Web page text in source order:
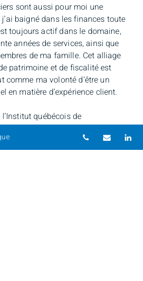
sont aussi pour moi une
baigné dans les finances toute
toujours actif dans le domaine,
années de services, ainsi que
de ma famille. Cet alliage
patrimoine et de fiscalité est
comme ma volonté d’être un
en matière d’expérience client.
québécois de
(IQPF), de la Chambre de la
de l'Autorité des marchés
de l'Association de
Numéro de
Courriel